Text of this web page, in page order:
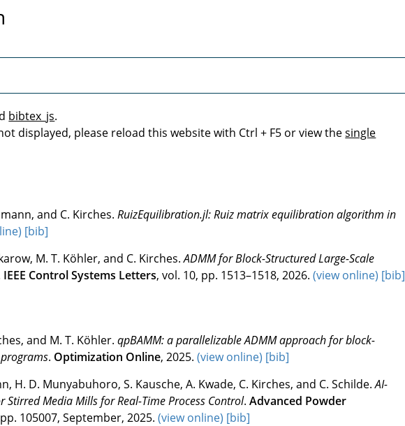
bibtex_js.
displayed, please reload this website with Ctrl + F5 or view thesingle
and C. Kirches. RuizEquilibration.jl: Ruiz matrix equilibration algorithm in
[bib]
M. T. Köhler, and C. Kirches. ADMM for Block-Structured Large-Scale
IEEE Control Systems Letters, vol. 10, pp. 1513–1518, 2026. (view online) [bib]
and M. T. Köhler. qpBAMM: a parallelizable ADMM approach for block-
. Optimization Online, 2025. (view online) [bib]
H. D. Munyabuhoro, S. Kausche, A. Kwade, C. Kirches, and C. Schilde. AI-
Stirred Media Mills for Real-Time Process Control. Advanced Powder
pp. 105007, September, 2025. (view online) [bib]